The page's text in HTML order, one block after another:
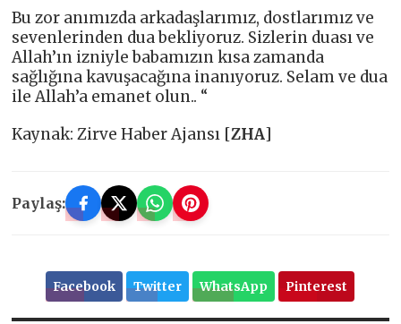
Bu zor anımızda arkadaşlarımız, dostlarımız ve
sevenlerinden dua bekliyoruz. Sizlerin duası ve
Allah’ın izniyle babamızın kısa zamanda
sağlığına kavuşacağına inanıyoruz. Selam ve dua
ile Allah’a emanet olun.. “
Kaynak: Zirve Haber Ajansı [ZHA]
Paylaş:
Facebook Twitter WhatsApp Pinterest